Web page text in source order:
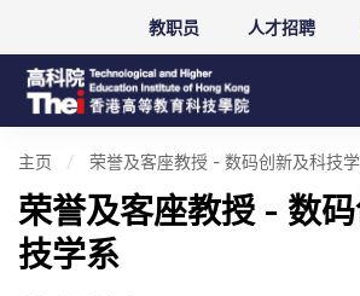
教职员 人才招聘
主页 荣誉及客座教授 - 数码创新及科技
荣誉及客座教授 - 数
技学系